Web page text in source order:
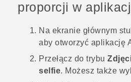
POMOC TECHNICZNA
Urządzenia i akcesoria HTC
Zaloguj się
proporcji w
Na ekranie głównym
aby otworzyć aplikację
Przełącz do trybu
selfie. Możesz także